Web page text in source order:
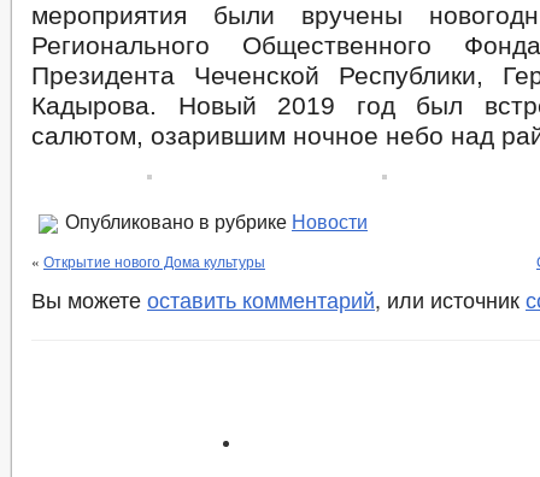
мероприятия были вручены
Регионального Общественного
Президента Чеченской Республики,
Кадырова. Новый 2019 год был
салютом, озарившим ночное небо над
Опубликовано в рубрике Новости
« Открытие нового Дома культуры
Вы можете оставить комментарий, или источник